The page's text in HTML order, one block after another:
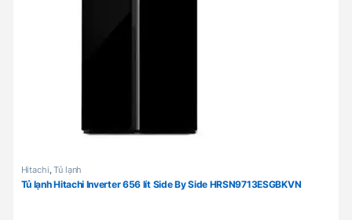
Hitachi ,Tủ lạnh
Tủ lạnh Hitachi Inverter 656 lít Side By Side HRSN9713ESGBKVN